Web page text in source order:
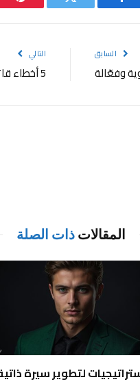
فيسبوك تويتر
السابق التالي
5 أخطاء قاتلة في المقابلات عبر الإنترنت وكيفية تجنبها
المقالاتذات الصلة
لتطوير سيرة